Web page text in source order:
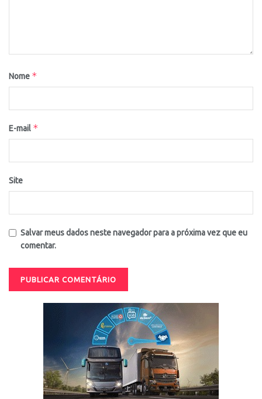
Nome *
E-mail *
Site
Salvar meus dados neste navegador para a próxima vez que eu
comentar.